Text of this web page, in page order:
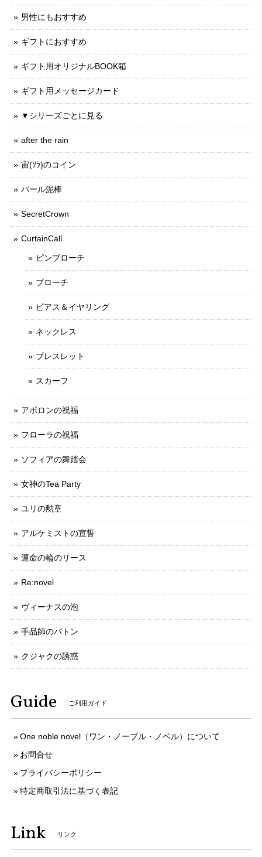
男性にもおすすめ
ギフトにおすすめ
ギフト用オリジナルBOOK箱
ギフト用メッセージカード
▼シリーズごとに見る
after the rain
宙(ｿﾗ)のコイン
パール泥棒
SecretCrown
CurtainCall
ピンブローチ
ブローチ
ピアス＆イヤリング
ネックレス
ブレスレット
スカーフ
アポロンの祝福
フローラの祝福
ソフィアの舞踏会
女神のTea Party
ユリの勲章
アルケミストの宣誓
運命の輪のリース
Re:novel
ヴィーナスの泡
手品師のバトン
クジャクの誘惑
Guide ご利用ガイド
One noble novel（ワン・ノーブル・ノベル）について
お問合せ
プライバシーポリシー
特定商取引法に基づく表記
Link リンク